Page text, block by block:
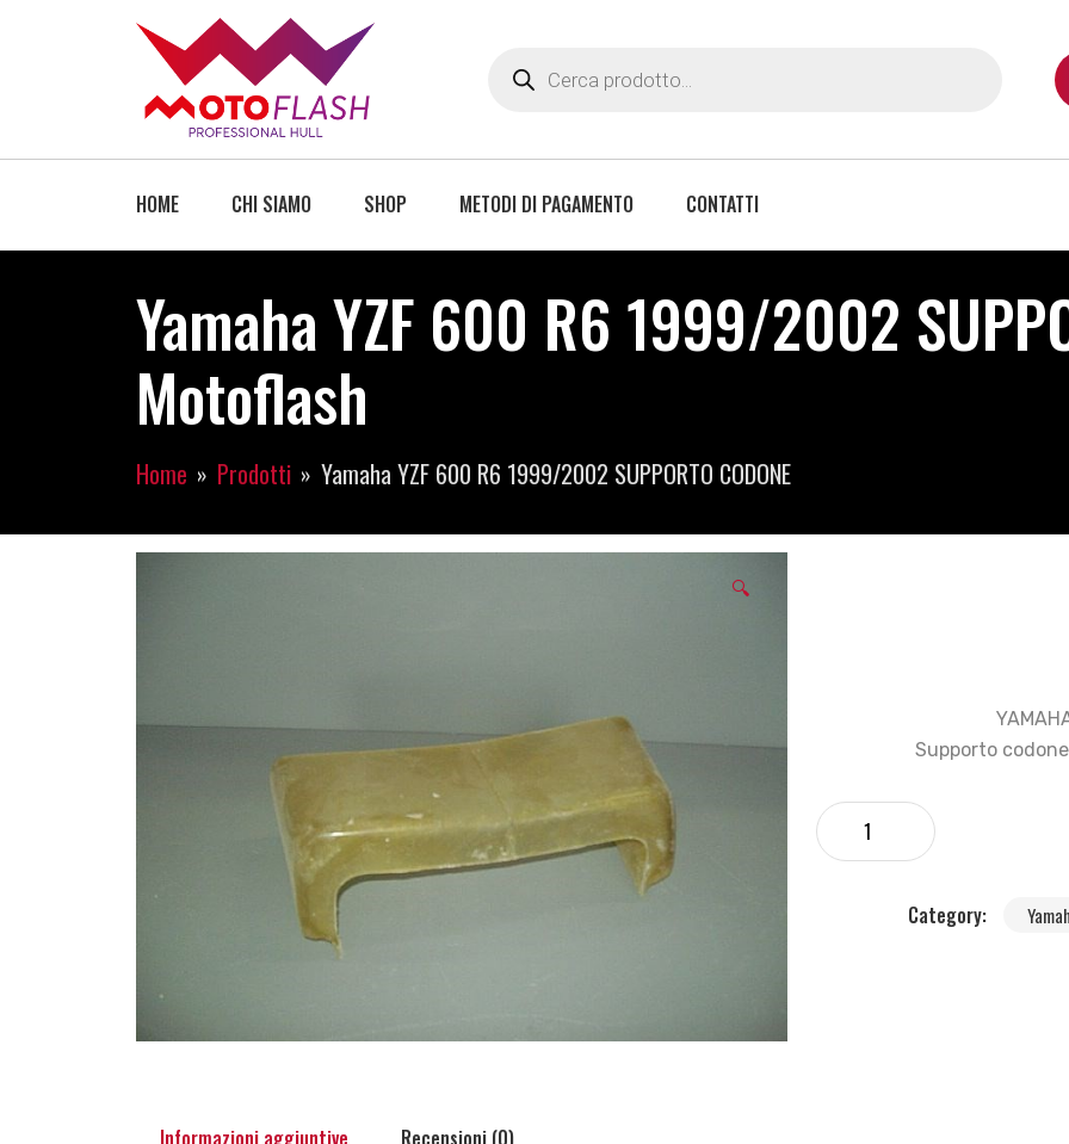
HOME CHI SIAMO SHOP METODI DI PAGAMENTO CONTATTI
Yamaha YZF 600 R6 1999/2002
Motoflash
Home Prodotti Yamaha YZF 600 R6 1999/2002 SUPPORTO CODONE
🔍
Supporto
Category:
Informazioni aggiuntive Recensioni (0)